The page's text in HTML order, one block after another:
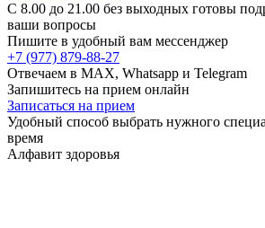
C 8.00 до 21.00 без выходных готовы
ваши вопросы
Пишите в удобный вам мессенджер
+7 (977) 879-88-27
Отвечаем в MAX, Whatsapp и Telegram
Запишитесь на прием онлайн
Записаться на прием
Удобный способ выбрать нужного
время
Алфавит здоровья